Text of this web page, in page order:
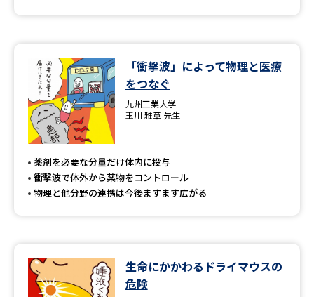
「衝撃波」によって物理と医療
をつなぐ
九州工業大学
玉川 雅章 先生
薬剤を必要な分量だけ体内に投与
衝撃波で体外から薬物をコントロール
物理と他分野の連携は今後ますます広がる
生命にかかわるドライマウスの
危険